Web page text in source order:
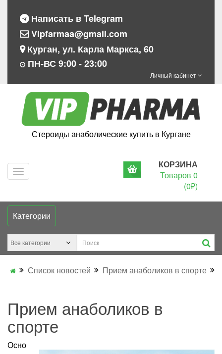
Написать в Telegram
Vipfarmaa@gmail.com
Курган, ул. Карла Маркса, 60
ПН-ВС 9:00 - 23:00
Личный кабинет
Стероиды анаболические купить в Кургане
КОРЗИНА
Товаров 0
(0₽)
Категории
Список новостей Прием анаболиков в спорте
Прием анаболиков в
спорте
Осно